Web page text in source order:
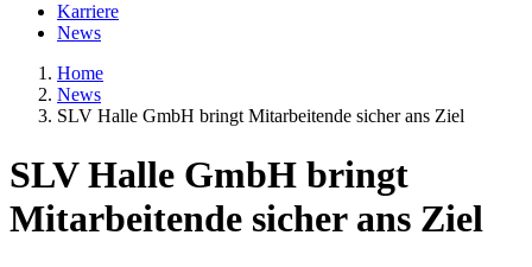
Karriere
News
Home
News
SLV Halle GmbH bringt Mitarbeitende sicher ans Ziel
SLV Halle GmbH bringt
Mitarbeitende sicher ans Ziel